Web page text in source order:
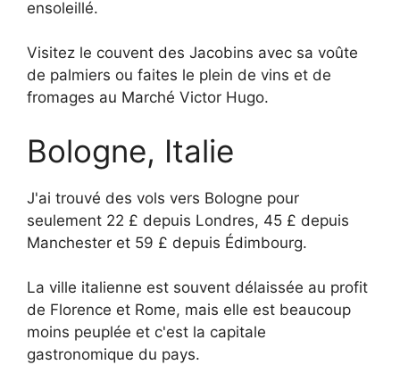
ensoleillé.
Visitez le couvent des Jacobins avec sa voûte
de palmiers ou faites le plein de vins et de
fromages au Marché Victor Hugo.
Bologne, Italie
J'ai trouvé des vols vers Bologne pour
seulement 22 £ depuis Londres, 45 £ depuis
Manchester et 59 £ depuis Édimbourg.
La ville italienne est souvent délaissée au profit
de Florence et Rome, mais elle est beaucoup
moins peuplée et c'est la capitale
gastronomique du pays.